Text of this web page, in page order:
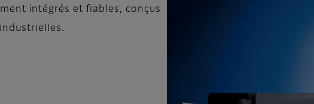
intégrés et fiables, conçus